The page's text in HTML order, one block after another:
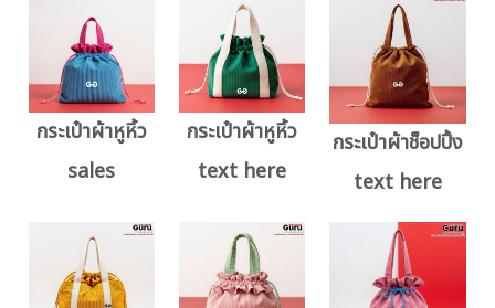
กระเป๋าผ้าหูหิ้ว
sales
กระเป๋าผ้าหูหิ้ว
text here
กระเป๋าผ้าช็อปปิ้ง
text here